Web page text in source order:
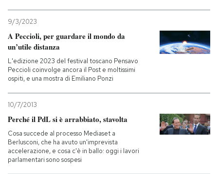
I MIEI PREFERITI
SHOP
CALENDARIO
AREA PERSONALE
9/3/2023
A Peccioli, per guardare il mondo da
un’utile distanza
L'edizione 2023 del festival toscano Pensavo
Peccioli coinvolge ancora il Post e moltissimi
ospiti, e una mostra di Emiliano Ponzi
10/7/2013
Perché il PdL si è arrabbiato, stavolta
Cosa succede al processo Mediaset a
Berlusconi, che ha avuto un'imprevista
accelerazione, e cosa c'è in ballo: oggi i lavori
parlamentari sono sospesi